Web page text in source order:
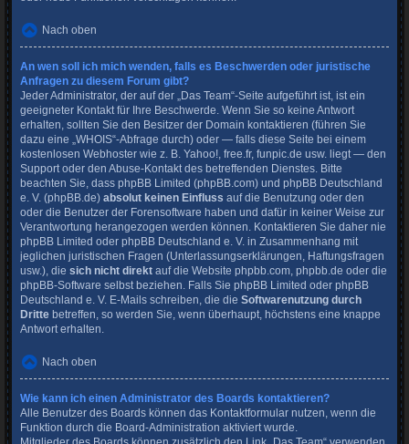
Nach oben
An wen soll ich mich wenden, falls es Beschwerden oder juristische
Anfragen zu diesem Forum gibt?
Jeder Administrator, der auf der „Das Team“-Seite aufgeführt ist, ist ein
geeigneter Kontakt für Ihre Beschwerde. Wenn Sie so keine Antwort
erhalten, sollten Sie den Besitzer der Domain kontaktieren (führen Sie
dazu eine „WHOIS“-Abfrage durch) oder — falls diese Seite bei einem
kostenlosen Webhoster wie z. B. Yahoo!, free.fr, funpic.de usw. liegt — den
Support oder den Abuse-Kontakt des betreffenden Dienstes. Bitte
beachten Sie, dass phpBB Limited (phpBB.com) und phpBB Deutschland
e. V. (phpBB.de) absolut keinen Einfluss auf die Benutzung oder den
oder die Benutzer der Forensoftware haben und dafür in keiner Weise zur
Verantwortung herangezogen werden können. Kontaktieren Sie daher nie
phpBB Limited oder phpBB Deutschland e. V. in Zusammenhang mit
jeglichen juristischen Fragen (Unterlassungserklärungen, Haftungsfragen
usw.), die sich nicht direkt auf die Website phpbb.com, phpbb.de oder die
phpBB-Software selbst beziehen. Falls Sie phpBB Limited oder phpBB
Deutschland e. V. E-Mails schreiben, die die Softwarenutzung durch
Dritte betreffen, so werden Sie, wenn überhaupt, höchstens eine knappe
Antwort erhalten.
Nach oben
Wie kann ich einen Administrator des Boards kontaktieren?
Alle Benutzer des Boards können das Kontaktformular nutzen, wenn die
Funktion durch die Board-Administration aktiviert wurde.